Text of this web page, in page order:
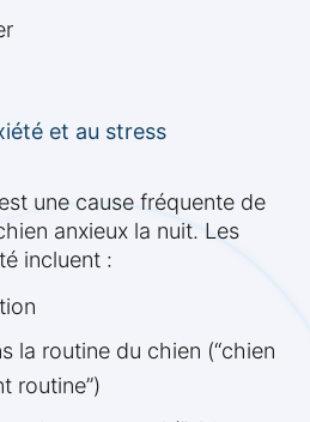
et au stress
une cause fréquente de
anxieux la nuit. Les
incluent :
la routine du chien (“chien
routine”)